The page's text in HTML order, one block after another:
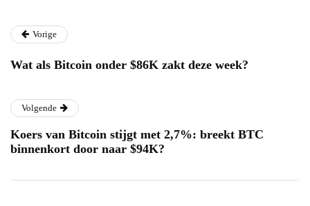
Vorige
Wat als Bitcoin onder $86K zakt deze week?
Volgende
Koers van Bitcoin stijgt met 2,7%: breekt BTC
binnenkort door naar $94K?